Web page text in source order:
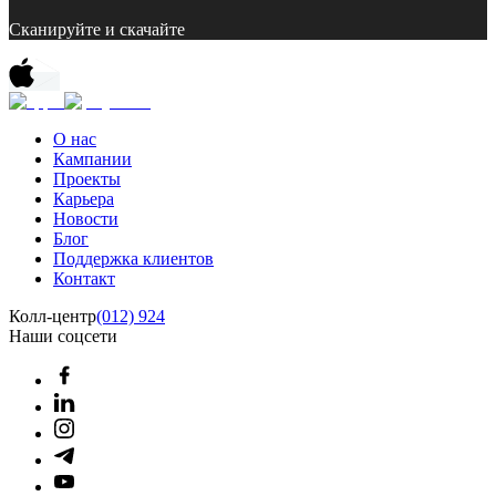
Сканируйте и скачайте
О нас
Кампании
Проекты
Карьера
Новости
Блог
Поддержка клиентов
Контакт
Колл-центр(012) 924
Наши соцсети